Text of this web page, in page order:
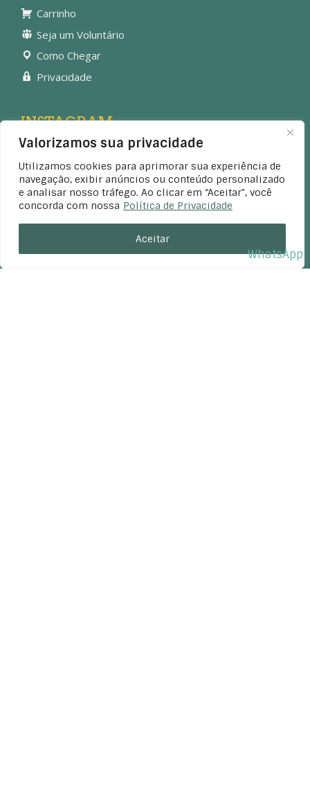
Valorizamos sua privacidade
Utilizamos cookies para aprimorar sua experiência de
navegação, exibir anúncios ou conteúdo personalizado
e analisar nosso tráfego. Ao clicar em “Aceitar", você
concorda com nossa Política de Privacidade
Aceitar
Carrinho
Seja um Voluntário
Como Chegar
Privacidade
INSTAGRAM
WhatsApp